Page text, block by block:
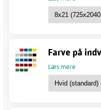
Farve på
Læs mere